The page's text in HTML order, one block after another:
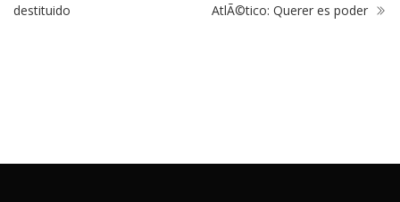
destituido
AtlÃ©tico: Querer es poder